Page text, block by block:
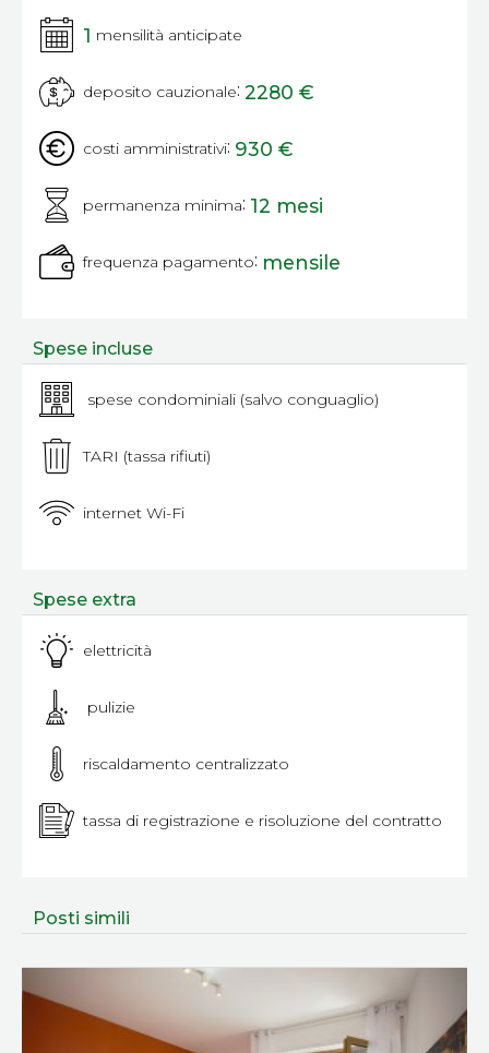
1 mensilità anticipate
deposito cauzionale: 2280 €
costi amministrativi: 930 €
permanenza minima: 12 mesi
frequenza pagamento: mensile
Spese incluse
spese condominiali (salvo conguaglio)
TARI (tassa rifiuti)
internet Wi-Fi
Spese extra
elettricità
pulizie
riscaldamento centralizzato
tassa di registrazione e risoluzione del contratto
Posti simili